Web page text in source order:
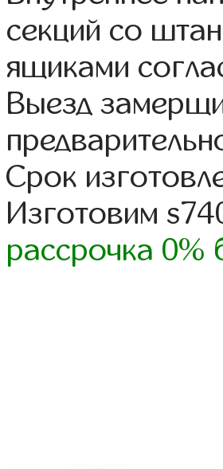
секций со
ящиками
Выезд
Срок
Изготовим
рассрочка 0%